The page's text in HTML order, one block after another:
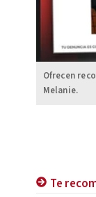
Ofrecen
Melanie.
Te